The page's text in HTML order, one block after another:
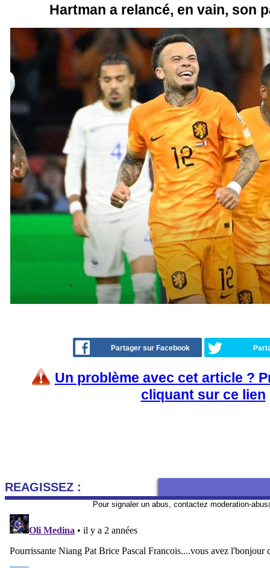
Hartman a relancé, en vain, son
Partager sur Facebook
Un problème avec cet article ?
cliquant sur ce lien
REAGISSEZ :
Pour signaler un abus, contactez moderation-